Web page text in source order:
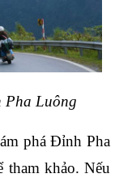
Pha Luông
phá Đỉnh Pha
tham khảo. Nếu